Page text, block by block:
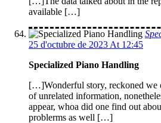
available […]
25 d'octubre de 2023 At 12:45
Specialized Piano Handling
[…]Wonderful story, reckoned we
of unrelated information,
appear, whoa did one find out
problerms as well […]